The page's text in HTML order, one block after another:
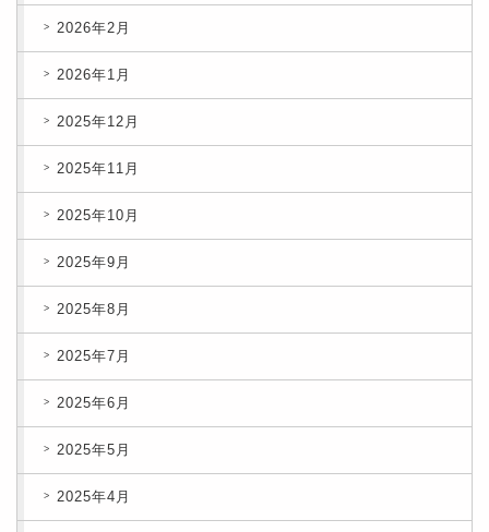
2026年2月
2026年1月
2025年12月
2025年11月
2025年10月
2025年9月
2025年8月
2025年7月
2025年6月
2025年5月
2025年4月